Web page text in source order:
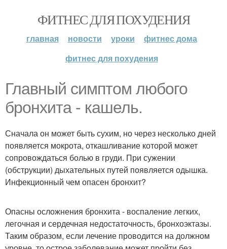
ФИТНЕС ДЛЯ ПОХУДЕНИЯ
главная новости уроки
фитнес дома
фитнес для похудения
Главный симптом любого
бронхита - кашель.
Сначала он может быть сухим, но через несколько дней
появляется мокрота, откашливание которой может
сопровождаться болью в груди. При сужении
(обструкции) дыхательных путей появляется одышка.
Инфекционный чем опасен бронхит?
Опасны осложнения бронхита - воспаление легких,
легочная и сердечная недостаточность, бронхоэктазы.
Таким образом, если лечение проводится на должном